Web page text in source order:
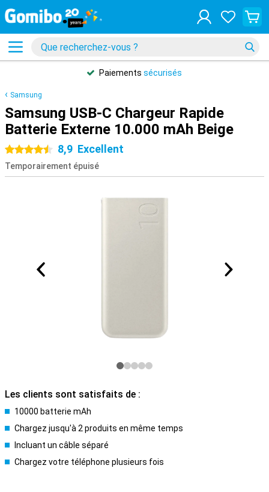
Paiements sécurisés
Samsung
Samsung USB-C Chargeur Rapide
Batterie Externe 10.000 mAh Beige
4.5 étoiles
8,9 Excellent
Temporairement épuisé
Les clients sont satisfaits de :
10000 batterie mAh
Chargez jusqu'à 2 produits en même temps
Incluant un câble séparé
Chargez votre téléphone plusieurs fois